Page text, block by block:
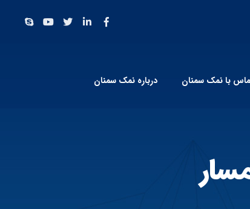
با نمک سمنان درباره نمک سمنان